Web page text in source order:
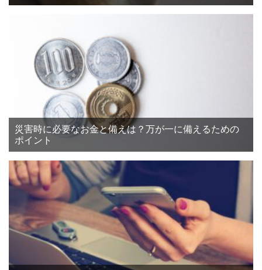
災害時に必要なお金と備えは？万が一に備えるための
ポイント